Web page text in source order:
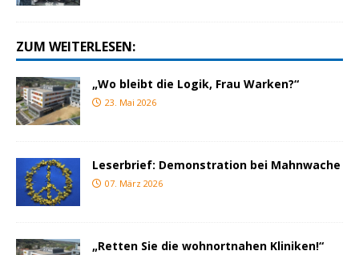
ZUM WEITERLESEN:
„Wo bleibt die Logik, Frau Warken?“
23. Mai 2026
Leserbrief: Demonstration bei Mahnwache
07. März 2026
„Retten Sie die wohnortnahen Kliniken!“